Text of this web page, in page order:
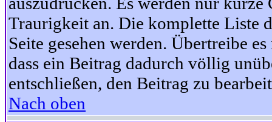
Traurigkeit an. Die komplette Liste
Seite gesehen werden. Übertreibe
dass ein Beitrag dadurch völlig
entschließen, den Beitrag zu
Nach oben